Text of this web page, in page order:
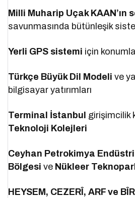
Milli Muharip Uçak KAAN’ın
savunmasında bütünleşik
Yerli GPS sistemi için
Türkçe Büyük Dil Modeli ve
bilgisayar yatırımları
Terminal İstanbul girişimcilik
Teknoloji Kolejleri
Ceyhan Petrokimya Endüstri
Bölgesi ve Nükleer
HEYSEM, CEZERÎ, ARF ve